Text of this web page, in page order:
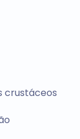
crustáceos